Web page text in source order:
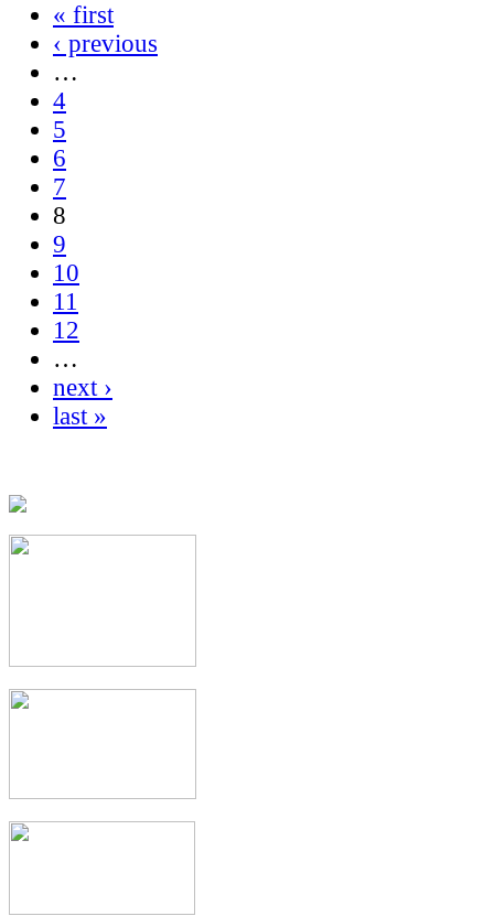
« first
‹ previous
…
4
5
6
7
8
9
10
11
12
…
next ›
last »